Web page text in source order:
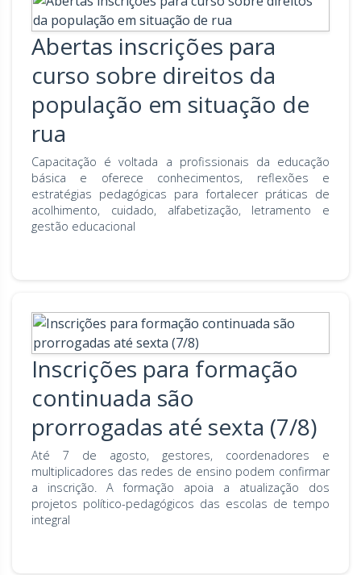
Abertas inscrições para
curso sobre direitos da
população em situação de
rua
Capacitação é voltada a profissionais da educação
básica e oferece conhecimentos, reflexões e
estratégias pedagógicas para fortalecer práticas de
acolhimento, cuidado, alfabetização, letramento e
gestão educacional
Inscrições para formação
continuada são
prorrogadas até sexta (7/8)
Até 7 de agosto, gestores, coordenadores e
multiplicadores das redes de ensino podem confirmar
a inscrição. A formação apoia a atualização dos
projetos político-pedagógicos das escolas de tempo
integral